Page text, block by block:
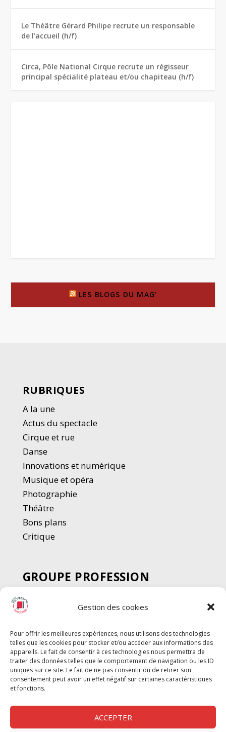
Gestion des cookies
Pour offrir les meilleures expériences, nous utilisons des technologies
telles que les cookies pour stocker et/ou accéder aux informations des
appareils. Le fait de consentir à ces technologies nous permettra de
traiter des données telles que le comportement de navigation ou les ID
uniques sur ce site. Le fait de ne pas consentir ou de retirer son
consentement peut avoir un effet négatif sur certaines caractéristiques
et fonctions.
ACCEPTER
Le Théâtre Gérard Philipe recrute un responsable
de l’accueil (h/f)
Circa, Pôle National Cirque recrute un régisseur
principal spécialité plateau et/ou chapiteau (h/f)
LES BLOGS DU MAG’
RUBRIQUES
A la une
Actus du spectacle
Cirque et rue
Danse
Innovations et numérique
Musique et opéra
Photographie
Théâtre
Bons plans
Critique
GROUPE PROFESSION
SPECTACLE
Chèque Intermittents
Chèque Compta
Chèque Emploi Spectacle
G-Pods
Profession Audio-visuel